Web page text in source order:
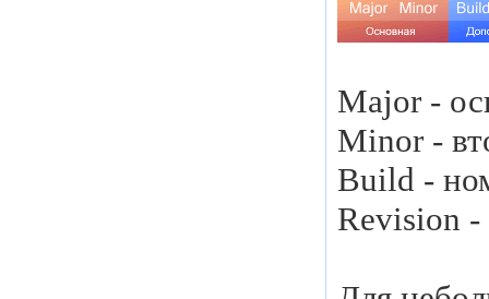
Major -
Minor -
Build -
Revision -